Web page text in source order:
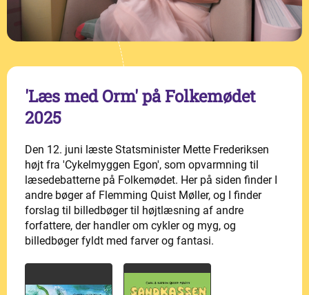
'Læs med Orm' på Folkemødet
2025
Den 12. juni læste Statsminister Mette Frederiksen
højt fra 'Cykelmyggen Egon', som opvarmning til
læsedebatterne på Folkemødet. Her på siden finder I
andre bøger af Flemming Quist Møller, og I finder
forslag til billedbøger til højtlæsning af andre
forfattere, der handler om cykler og myg, og
billedbøger fyldt med farver og fantasi.